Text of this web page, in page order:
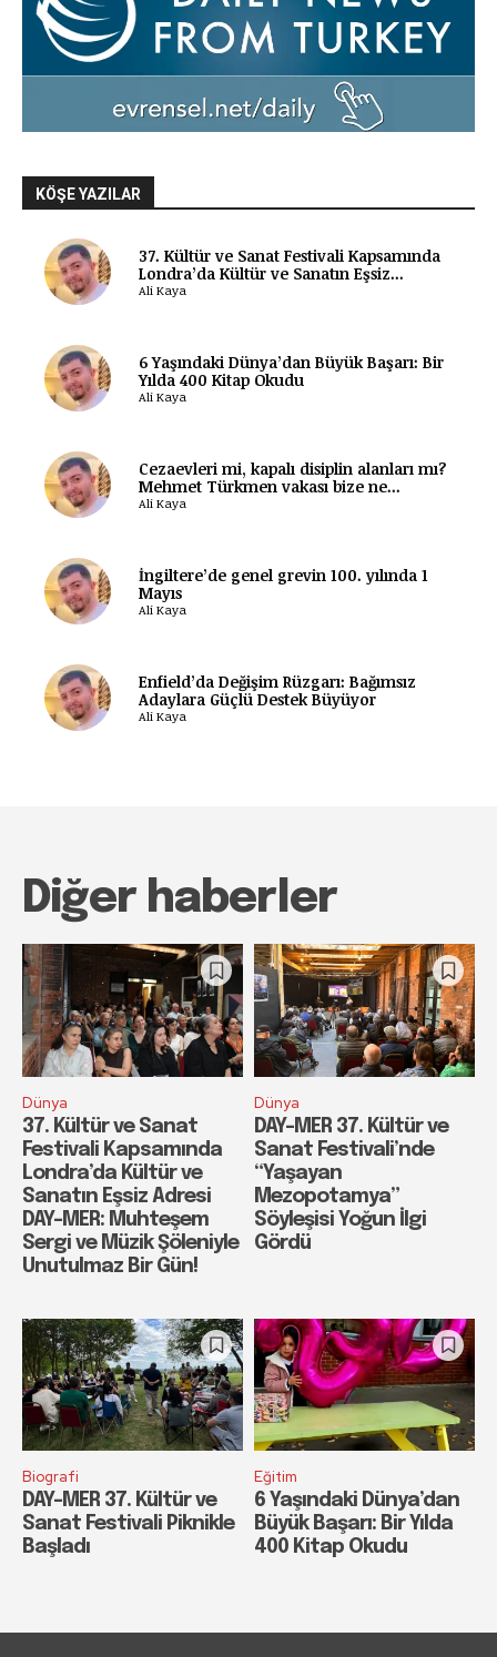
KÖŞE YAZILAR
37. Kültür ve Sanat Festivali Kapsamında
Londra’da Kültür ve Sanatın Eşsiz...
Ali Kaya
6 Yaşındaki Dünya’dan Büyük Başarı: Bir
Yılda 400 Kitap Okudu
Ali Kaya
Cezaevleri mi, kapalı disiplin alanları mı?
Mehmet Türkmen vakası bize ne...
Ali Kaya
İngiltere’de genel grevin 100. yılında 1
Mayıs
Ali Kaya
Enfield’da Değişim Rüzgarı: Bağımsız
Adaylara Güçlü Destek Büyüyor
Ali Kaya
Diğer haberler
Dünya
37. Kültür ve Sanat
Festivali Kapsamında
Londra’da Kültür ve
Sanatın Eşsiz Adresi
DAY-MER: Muhteşem
Sergi ve Müzik Şöleniyle
Unutulmaz Bir Gün!
Dünya
DAY-MER 37. Kültür ve
Sanat Festivali’nde
“Yaşayan
Mezopotamya”
Söyleşisi Yoğun İlgi
Gördü
Biografi
DAY-MER 37. Kültür ve
Sanat Festivali Piknikle
Başladı
Eğitim
6 Yaşındaki Dünya’dan
Büyük Başarı: Bir Yılda
400 Kitap Okudu